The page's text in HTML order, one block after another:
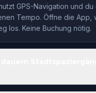
GPS-Navigation und du
Tempo. Öffne die App,
los. Keine Buchung nötig.